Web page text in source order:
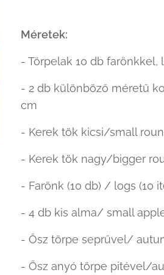
Méretek:
- Törpelak 10 db farönkkel,
- 2 db különböző méretű
cm
- Kerek tök kicsi/small
- Kerek tök nagy/bigger
- Farönk (10 db) / logs (10
- 4 db kis alma/ small
- Ősz törpe seprűvel/
- Ősz anyó törpe pitével/